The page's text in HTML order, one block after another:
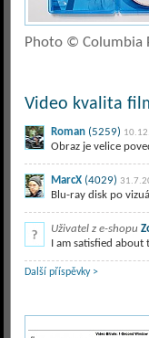
Photo © Columbia
Video kvalita
Roman (5259)
Obraz je velice
MarcX (4029)
Blu-ray disk po
Uživatel z e-shopu
I am satisfied
Další příspěvky >